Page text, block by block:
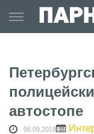
to
content
автостопе
06.09.2018